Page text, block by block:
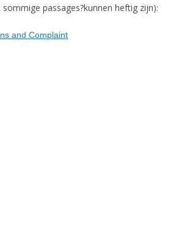
passages?kunnen heftig zijn):
and Complaint